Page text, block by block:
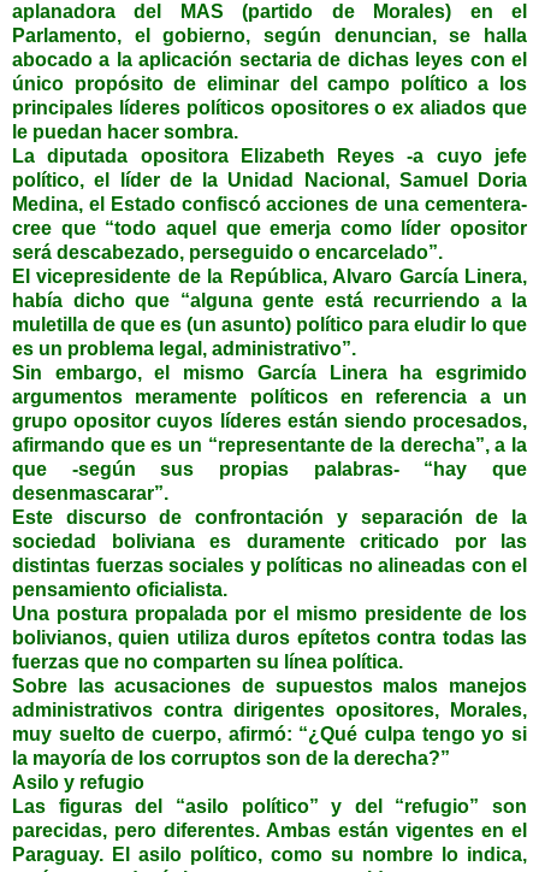
aplanadora del MAS (partido de Morales) en el
Parlamento, el gobierno, según denuncian, se halla
abocado a la aplicación sectaria de dichas leyes con el
único propósito de eliminar del campo político a los
principales líderes políticos opositores o ex aliados que
le puedan hacer sombra.
La diputada opositora Elizabeth Reyes -a cuyo jefe
político, el líder de la Unidad Nacional, Samuel Doria
Medina, el Estado confiscó acciones de una cementera-
cree que “todo aquel que emerja como líder opositor
será descabezado, perseguido o encarcelado”.
El vicepresidente de la República, Alvaro García Linera,
había dicho que “alguna gente está recurriendo a la
muletilla de que es (un asunto) político para eludir lo que
es un problema legal, administrativo”.
Sin embargo, el mismo García Linera ha esgrimido
argumentos meramente políticos en referencia a un
grupo opositor cuyos líderes están siendo procesados,
afirmando que es un “representante de la derecha”, a la
que -según sus propias palabras- “hay que
desenmascarar”.
Este discurso de confrontación y separación de la
sociedad boliviana es duramente criticado por las
distintas fuerzas sociales y políticas no alineadas con el
pensamiento oficialista.
Una postura propalada por el mismo presidente de los
bolivianos, quien utiliza duros epítetos contra todas las
fuerzas que no comparten su línea política.
Sobre las acusaciones de supuestos malos manejos
administrativos contra dirigentes opositores, Morales,
muy suelto de cuerpo, afirmó: “¿Qué culpa tengo yo si
la mayoría de los corruptos son de la derecha?”
Asilo y refugio
Las figuras del “asilo político” y del “refugio” son
parecidas, pero diferentes. Ambas están vigentes en el
Paraguay. El asilo político, como su nombre lo indica,